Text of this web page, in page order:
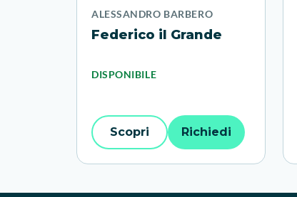
ALESSANDRO BARBERO
Federico il Grande
DISPONIBILE
Scopri Richiedi